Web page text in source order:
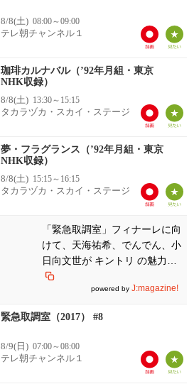
8/8(土) 08:00～09:00
テレ朝チャンネル１
珈琲カルナバル（’92年月組・東京
NHK収録）
8/8(土) 13:30～15:15
タカラヅカ・スカイ・ステージ
夢・フラグランス（’92年月組・東京
NHK収録）
8/8(土) 15:15～16:15
タカラヅカ・スカイ・ステージ
「緊急取調室」フィナーレに向
けて、天海祐希、でんでん、小
日向文世が キントリ の魅力を
語る
powered by J:magazine!
緊急取調室（2017） #8
8/9(日) 07:00～08:00
テレ朝チャンネル１